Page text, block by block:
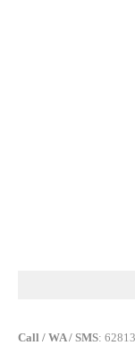
Call / WA / SMS: